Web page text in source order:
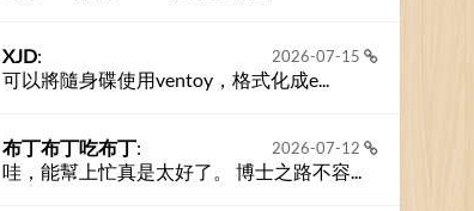
2026-07-15
XJD:
可以將隨身碟使用ventoy，格式化成e...
2026-07-12
布丁布丁吃布丁:
哇，能幫上忙真是太好了。 博士之路不容...